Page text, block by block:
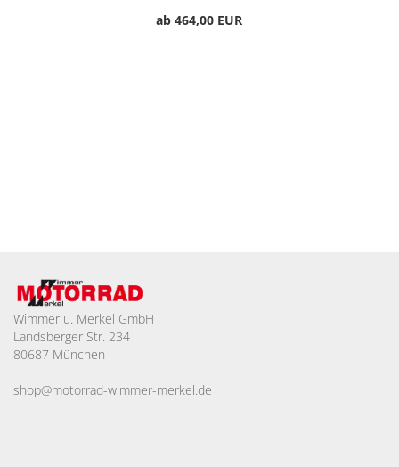
ab 464,00 EUR
Wimmer u. Merkel GmbH
Landsberger Str. 234
80687 München
shop@motorrad-wimmer-merkel.de